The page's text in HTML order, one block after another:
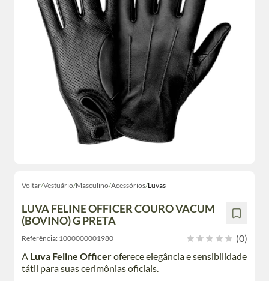
Voltar/Vestuário/Masculino/Acessórios/Luvas
LUVA FELINE OFFICER COURO VACUM
(BOVINO) G PRETA
Referência: 1000000001980
(0)
A Luva Feline Officeroferece elegância e sensibilidade
tátil para suas cerimônias oficiais.